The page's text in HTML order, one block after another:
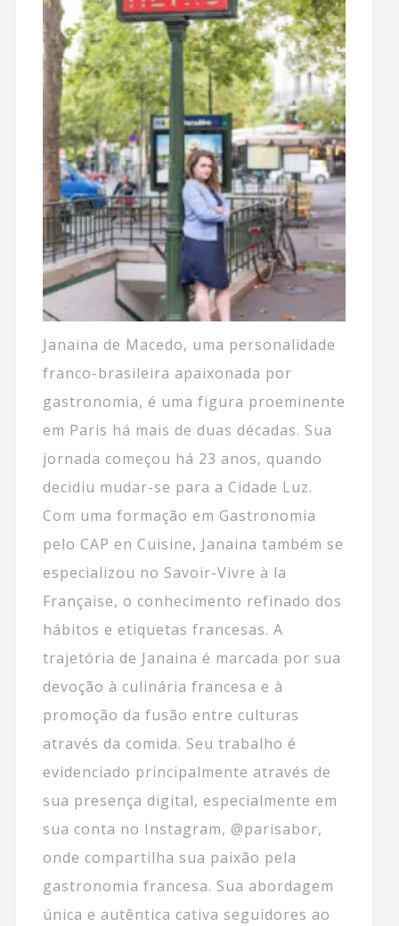
Janaina de Macedo, uma personalidade
franco-brasileira apaixonada por
gastronomia, é uma figura proeminente
em Paris há mais de duas décadas. Sua
jornada começou há 23 anos, quando
decidiu mudar-se para a Cidade Luz.
Com uma formação em Gastronomia
pelo CAP en Cuisine, Janaina também se
especializou no Savoir-Vivre à la
Française, o conhecimento refinado dos
hábitos e etiquetas francesas. A
trajetória de Janaina é marcada por sua
devoção à culinária francesa e à
promoção da fusão entre culturas
através da comida. Seu trabalho é
evidenciado principalmente através de
sua presença digital, especialmente em
sua conta no Instagram, @parisabor,
onde compartilha sua paixão pela
gastronomia francesa. Sua abordagem
única e autêntica cativa seguidores ao